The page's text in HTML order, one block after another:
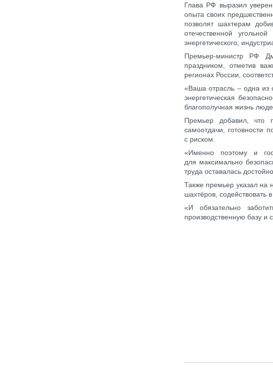
Глава РФ выразил
опыта своих
позволят шахтерам
отечественной
энергетического,
Премьер-министр РФ
праздником, отметив
регионах России,
«Ваша отрасль – одна из
энергетическая
благополучная жизнь
Премьер добавил, что
самоотдачи, готовности
с риском.
«Именно поэтому и
для максимально
труда оставалась
Также премьер указал на
шахтёров,
«И обязательно
производственную базу и